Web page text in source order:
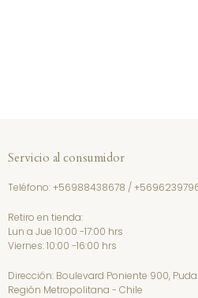
Servicio al consumidor
Teléfono:+56988438678 /
Retiro en tienda:
Lun a Jue 10:00 -17:00 hrs
Viernes: 10:00 -16:00 hrs
Dirección: Boulevard Poniente 900,
Región Metropolitana - Chile